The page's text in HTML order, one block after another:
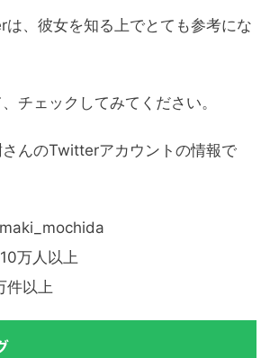
、彼女を知る上でとても参考にな
チェックしてみてください。
んのTwitterアカウントの情報で
万人以上
件以上